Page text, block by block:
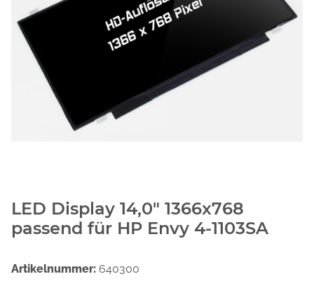
LED Display 14,0" 1366x768
passend für HP Envy 4-1103SA
Artikelnummer: 640300